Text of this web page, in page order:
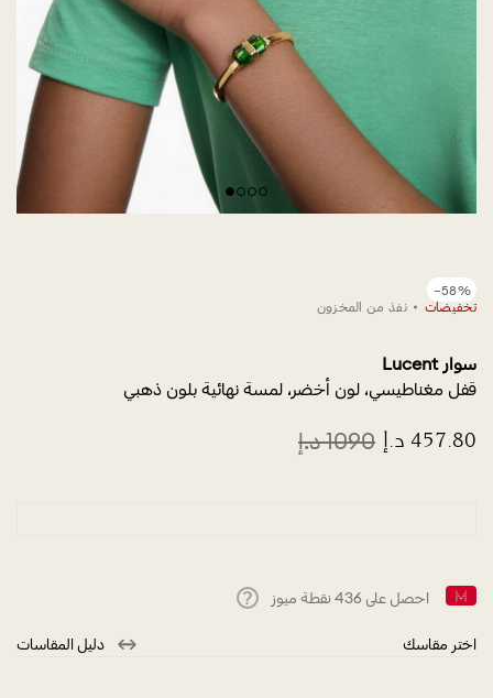
−58%
تخفيضات
نفذ من المخزون
سوار Lucent
قفل مغناطيسي، لون أخضر، لمسة نهائية بلون ذهبي
احصل على 436 نقطة ميوز
اختر مقاسك
دليل المقاسات